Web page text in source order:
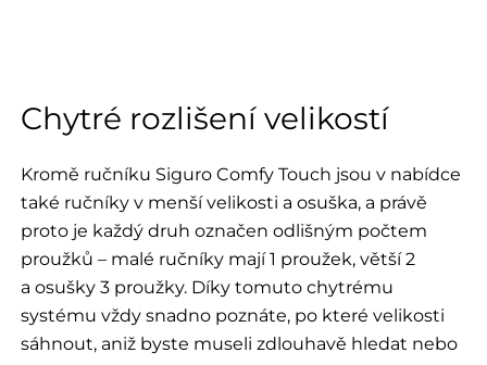
Chytré rozlišení velikostí
Kromě ručníku Siguro Comfy Touch jsou v nabídce
také ručníky v menší velikosti a osuška, a právě
proto je každý druh označen odlišným počtem
proužků – malé ručníky mají 1 proužek, větší 2
a osušky 3 proužky. Díky tomuto chytrému
systému vždy snadno poznáte, po které velikosti
sáhnout, aniž byste museli zdlouhavě hledat nebo